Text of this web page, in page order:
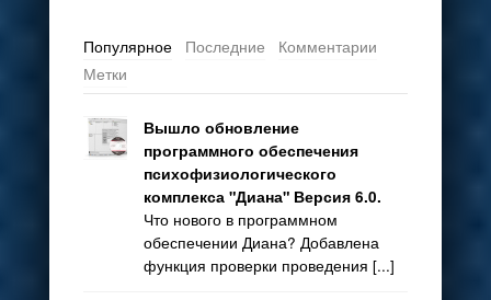
Популярное Последние
Комментарии
Метки
Вышло обновление
программного обеспечения
психофизиологического
комплекса "Диана" Версия 6.0.
Что нового в программном
обеспечении Диана? Добавлена
функция проверки проведения [...]